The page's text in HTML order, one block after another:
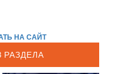
НА САЙТ